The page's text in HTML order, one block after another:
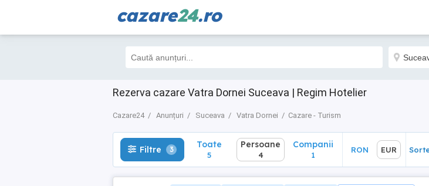
cazare24.ro
Rezerva cazare Vatra Dornei Suceava | Regim Hotelier
Cazare24 Anunțuri Suceava Vatra Dornei Cazare - Turism
Filtre 3 Toate
5
Filtre 3 Toate
5
Persoane
4
Companii
1
RON EUR